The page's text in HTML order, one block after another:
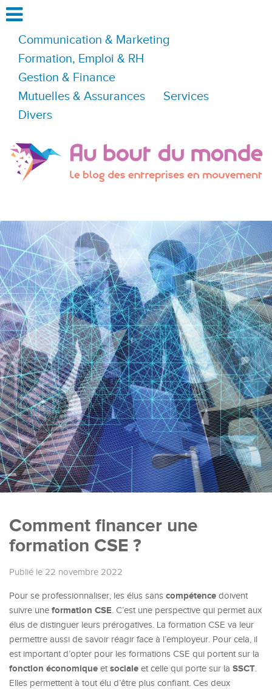
Communication & Marketing
Formation, Emploi & RH
Gestion & Finance
Mutuelles & Assurances
Services
Divers
Comment financer une
formation CSE ?
Publié le 22 novembre 2022
Pour se professionnaliser, les élus sans compétence doivent
suivre une formation CSE. C’est une perspective qui permet aux
élus de distinguer leurs prérogatives. La formation CSE va leur
permettre aussi de savoir réagir face à l’employeur. Pour cela, il
est important d’opter pour les formations CSE qui portent sur la
fonction économique et sociale et celle qui porte sur la SSCT.
Elles permettent à tout élu d’être plus confiant. Ces deux